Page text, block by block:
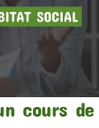
cours de